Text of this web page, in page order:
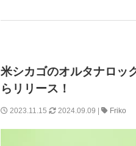
米シカゴのオルタナロッ
らリリース！
2023.11.15 2024.09.09 | Friko